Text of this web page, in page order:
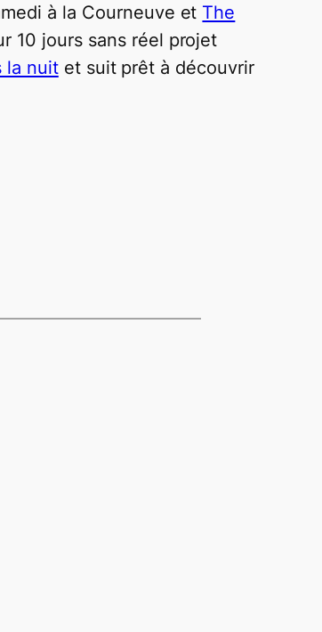
à la Courneuve et The
10 jours sans réel projet
la nuitet suit prêt à découvrir